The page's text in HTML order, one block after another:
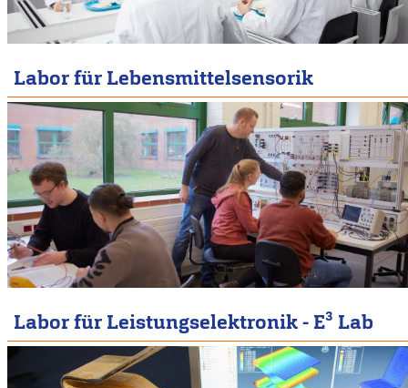
Labor für Lebensmittelsensorik
Labor für Leistungselektronik - E³ Lab